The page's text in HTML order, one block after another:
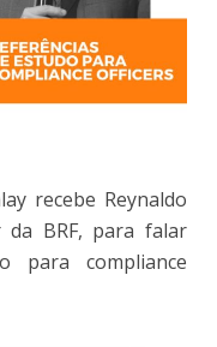
recebe Reynaldo
da BRF, para falar
para compliance